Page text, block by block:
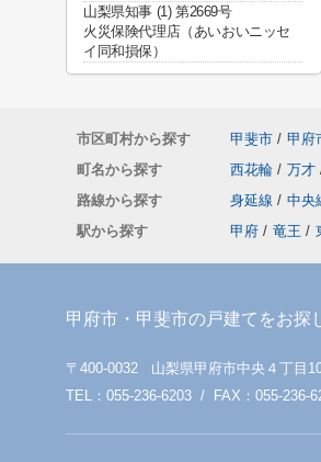
山梨県知事 (1) 第2669号
火災保険代理店（あいおいニッセ
イ同和損保）
市区町村から探す 甲斐市 / 甲府
町名から探す
西花輪 / 万才
路線から探す
身延線 / 中央
駅から探す
甲府 / 竜王 /
甲府市・甲斐市の戸建てをお探
〒400-0032 山梨県甲府市中央４丁目
TEL：055-236-6203 / FAX：055-236-